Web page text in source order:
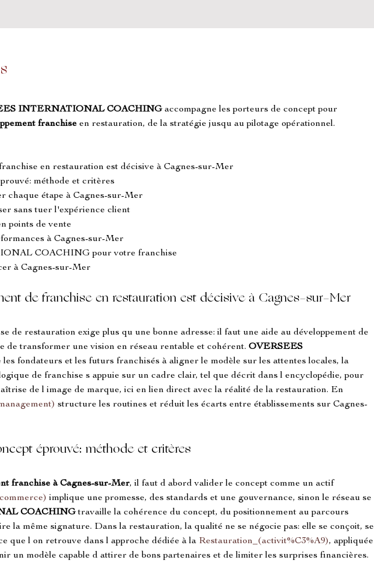
INTERNATIONAL COACHING accompagne les porteurs de concept pour
franchise en restauration, de la stratégie jusqu au pilotage opérationnel.
en restauration est décisive à Cagnes-sur-Mer
méthode et critères
chaque étape à Cagnes-sur-Mer
sans tuer l'expérience client
points de vente
à Cagnes-sur-Mer
COACHING pour votre franchise
à Cagnes-sur-Mer
de franchise en restauration est décisive à Cagnes-sur-Mer
de restauration exige plus qu une bonne adresse: il faut une aide au développement de
de transformer une vision en réseau rentable et cohérent. OVERSEES
fondateurs et les futurs franchisés à aligner le modèle sur les attentes locales, la
de franchise s appuie sur un cadre clair, tel que décrit dans l encyclopédie, pour
de l image de marque, ici en lien direct avec la réalité de la restauration. En
structure les routines et réduit les écarts entre établissements sur Cagnes-
éprouvé: méthode et critères
franchise à Cagnes-sur-Mer, il faut d abord valider le concept comme un actif
implique une promesse, des standards et une gouvernance, sinon le réseau se
COACHING travaille la cohérence du concept, du positionnement au parcours
la même signature. Dans la restauration, la qualité ne se négocie pas: elle se conçoit, se
que l on retrouve dans l approche dédiée à la Restauration_(activit%C3%A9), appliquée
un modèle capable d attirer de bons partenaires et de limiter les surprises financières.